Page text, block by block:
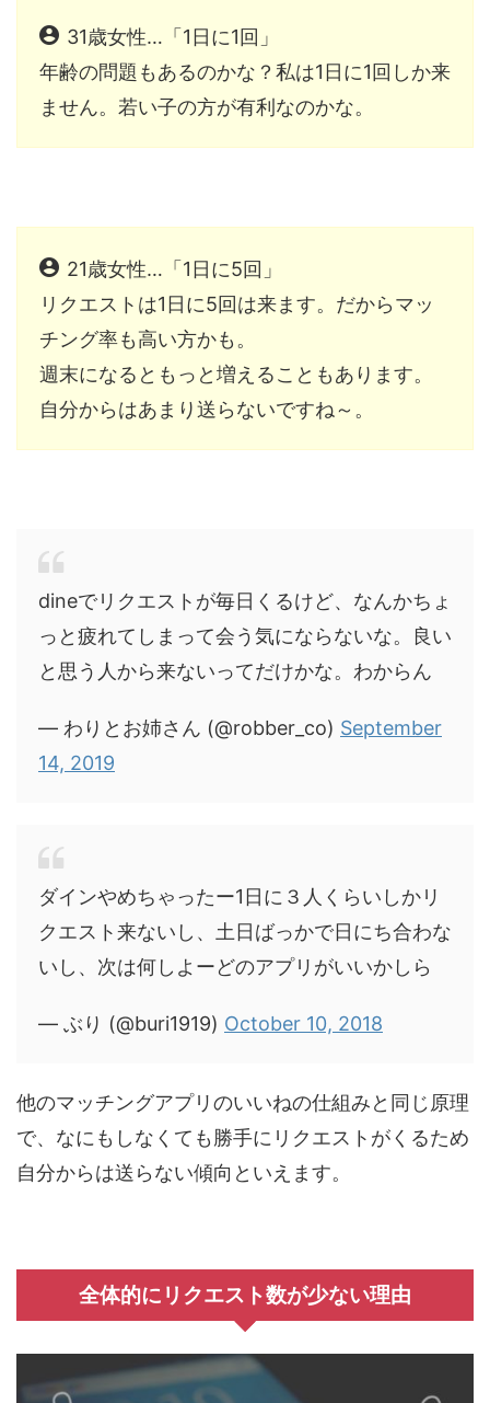
31歳女性…「1日に1回」
年齢の問題もあるのかな？私は1日に1回しか来
ません。若い子の方が有利なのかな。
21歳女性…「1日に5回」
リクエストは1日に5回は来ます。だからマッ
チング率も高い方かも。
週末になるともっと増えることもあります。
自分からはあまり送らないですね～。
dineでリクエストが毎日くるけど、なんかちょ
っと疲れてしまって会う気にならないな。良い
と思う人から来ないってだけかな。わからん
— わりとお姉さん (@robber_co) September
14, 2019
ダインやめちゃったー1日に３人くらいしかリ
クエスト来ないし、土日ばっかで日にち合わな
いし、次は何しよーどのアプリがいいかしら
— ぶり (@buri1919) October 10, 2018
他のマッチングアプリのいいねの仕組みと同じ原理
で、なにもしなくても勝手にリクエストがくるため
自分からは送らない傾向といえます。
全体的にリクエスト数が少ない理由